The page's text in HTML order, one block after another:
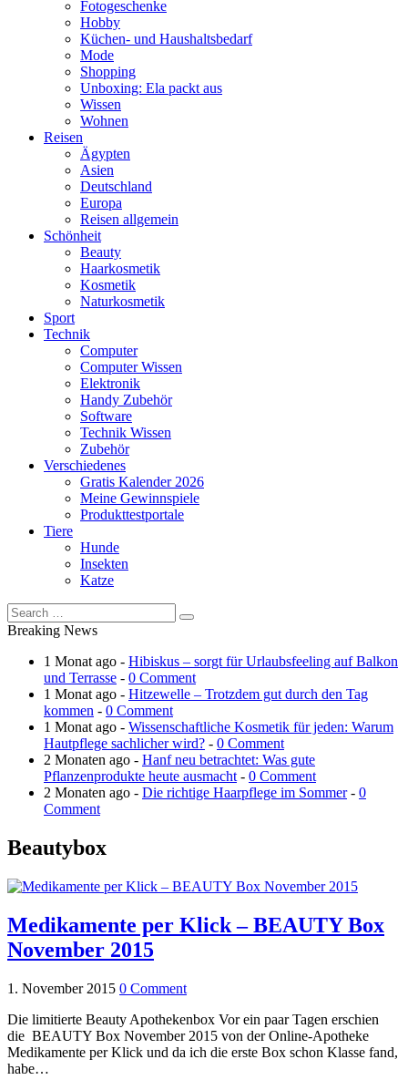
Fotogeschenke
Hobby
Küchen- und Haushaltsbedarf
Mode
Shopping
Unboxing: Ela packt aus
Wissen
Wohnen
Reisen
Ägypten
Asien
Deutschland
Europa
Reisen allgemein
Schönheit
Beauty
Haarkosmetik
Kosmetik
Naturkosmetik
Sport
Technik
Computer
Computer Wissen
Elektronik
Handy Zubehör
Software
Technik Wissen
Zubehör
Verschiedenes
Gratis Kalender 2026
Meine Gewinnspiele
Produkttestportale
Tiere
Hunde
Insekten
Katze
Breaking News
1 Monat ago - Hibiskus – sorgt für Urlaubsfeeling auf Balkon
und Terrasse - 0 Comment
1 Monat ago - Hitzewelle – Trotzdem gut durch den Tag
kommen - 0 Comment
1 Monat ago - Wissenschaftliche Kosmetik für jeden: Warum
Hautpflege sachlicher wird? - 0 Comment
2 Monaten ago - Hanf neu betrachtet: Was gute
Pflanzenprodukte heute ausmacht - 0 Comment
2 Monaten ago - Die richtige Haarpflege im Sommer- 0
Comment
Beautybox
Medikamente per Klick – BEAUTY Box
November 2015
1. November 2015 0 Comment
Die limitierte Beauty Apothekenbox Vor ein paar Tagen erschien
die BEAUTY Box November 2015 von der Online-Apotheke
Medikamente per Klick und da ich die erste Box schon Klasse fand,
habe…